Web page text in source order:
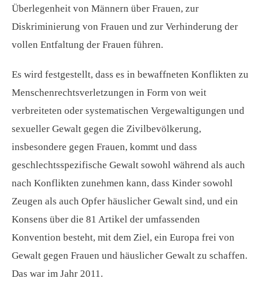
Überlegenheit von Männern über Frauen, zur
Diskriminierung von Frauen und zur Verhinderung der
vollen Entfaltung der Frauen führen.
Es wird festgestellt, dass es in bewaffneten Konflikten zu
Menschenrechtsverletzungen in Form von weit
verbreiteten oder systematischen Vergewaltigungen und
sexueller Gewalt gegen die Zivilbevölkerung,
insbesondere gegen Frauen, kommt und dass
geschlechtsspezifische Gewalt sowohl während als auch
nach Konflikten zunehmen kann, dass Kinder sowohl
Zeugen als auch Opfer häuslicher Gewalt sind, und ein
Konsens über die 81 Artikel der umfassenden
Konvention besteht, mit dem Ziel, ein Europa frei von
Gewalt gegen Frauen und häuslicher Gewalt zu schaffen.
Das war im Jahr 2011.